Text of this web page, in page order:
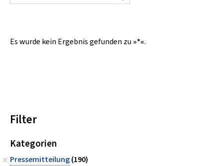
Es wurde kein Ergebnis gefunden zu »*«.
Filter
Kategorien
Pressemitteilung(190)